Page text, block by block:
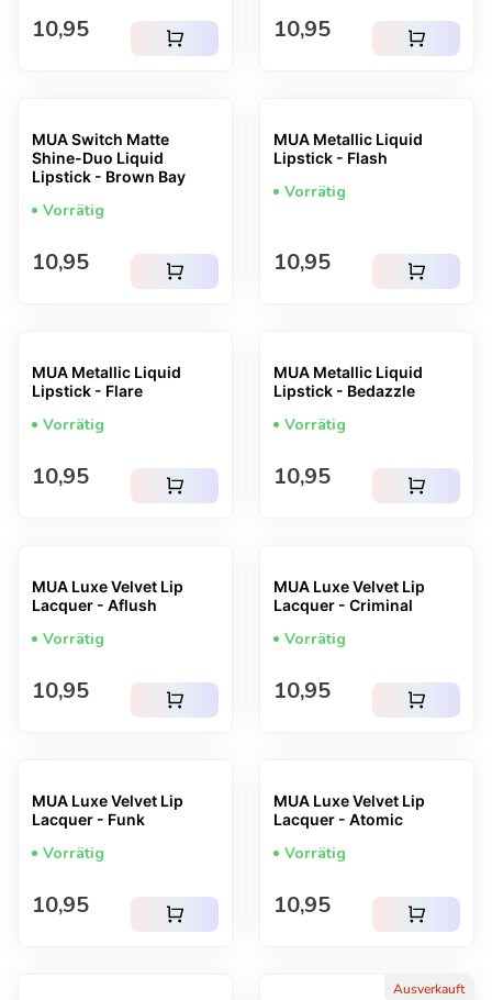
Regulärer Preis
10,95 shopping_cart Regulärer Preis
10,95 shopping_cart
MUA Switch Matte
Shine-Duo Liquid
Lipstick - Brown Bay
Vorrätig
Regulärer Preis
10,95 shopping_cart
MUA Metallic Liquid
Lipstick - Flash
Vorrätig
Regulärer Preis
10,95 shopping_cart
MUA Metallic Liquid
Lipstick - Flare
Vorrätig
Regulärer Preis
10,95 shopping_cart
MUA Metallic Liquid
Lipstick - Bedazzle
Vorrätig
Regulärer Preis
10,95 shopping_cart
MUA Luxe Velvet Lip
Lacquer - Aflush
Vorrätig
Regulärer Preis
10,95 shopping_cart
MUA Luxe Velvet Lip
Lacquer - Criminal
Vorrätig
Regulärer Preis
10,95 shopping_cart
MUA Luxe Velvet Lip
Lacquer - Funk
Vorrätig
Regulärer Preis
10,95 shopping_cart
MUA Luxe Velvet Lip
Lacquer - Atomic
Vorrätig
Regulärer Preis
10,95 shopping_cart
Ausverkauft